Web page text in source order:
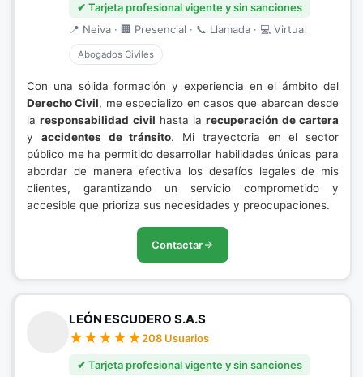
✔ Tarjeta profesional vigente y sin sanciones
📍 Neiva · 🏢 Presencial · 📞 Llamada · 💻 Virtual
Abogados Civiles
Con una sólida formación y experiencia en el ámbito del
Derecho Civil, me especializo en casos que abarcan desde
laresponsabilidad civil hasta larecuperación de cartera
y accidentes de tránsito. Mi trayectoria en el sector
público me ha permitido desarrollar habilidades únicas para
abordar de manera efectiva los desafíos legales de mis
clientes, garantizando un servicio comprometido y
accesible que prioriza sus necesidades y preocupaciones.
Contactar
LEÓN ESCUDERO S.A.S
208 Usuarios
✔ Tarjeta profesional vigente y sin sanciones